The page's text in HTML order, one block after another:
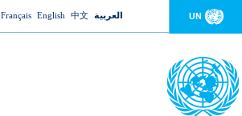
Jump to navigation UN العربية 中文
English
Français